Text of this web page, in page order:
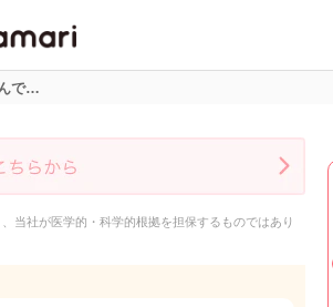
イト
で…
当社が医学的・科学的根拠を担保するものではあり